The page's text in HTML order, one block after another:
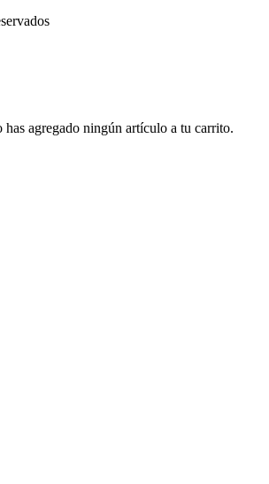
has agregado ningún artículo a tu carrito.